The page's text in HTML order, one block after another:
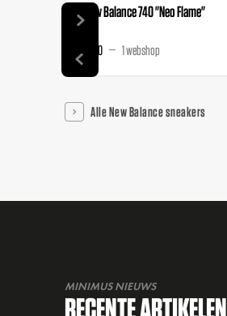
New Balance 740 "Neo Flame"
€ 120 1 webshop
Alle New Balance sneakers
MINIMUS NIEUWS
RECENTE ARTIKELEN